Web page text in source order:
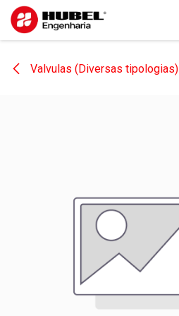
Pular para o conteúdo
Valvulas (Diversas tipologias)